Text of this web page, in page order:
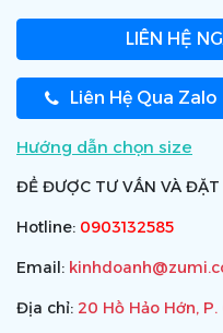
LIÊN HỆ
Liên Hệ Qua Zalo
Hướng dẫn chọn size
ĐỂ ĐƯỢC TƯ VẤN VÀ ĐẶT
Hotline: 0903132585
Email:
Địa chỉ: 20 Hồ Hảo Hớn,